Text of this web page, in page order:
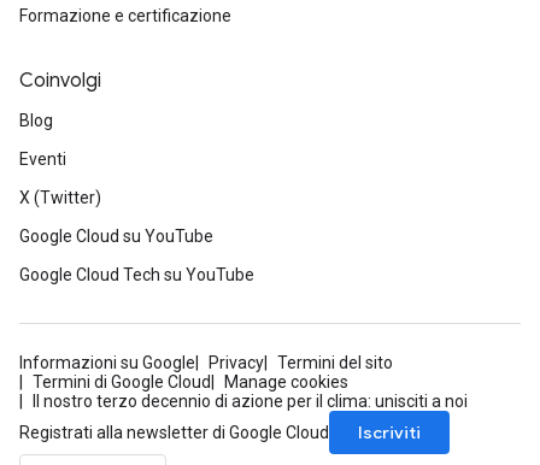
Formazione e certificazione
Coinvolgi
Blog
Eventi
X (Twitter)
Google Cloud su YouTube
Google Cloud Tech su YouTube
Informazioni su Google Privacy
Termini del sito
Termini di Google Cloud
Manage cookies
Il nostro terzo decennio di azione per il clima: unisciti a noi
Registrati alla newsletter di Google Cloud
Iscriviti